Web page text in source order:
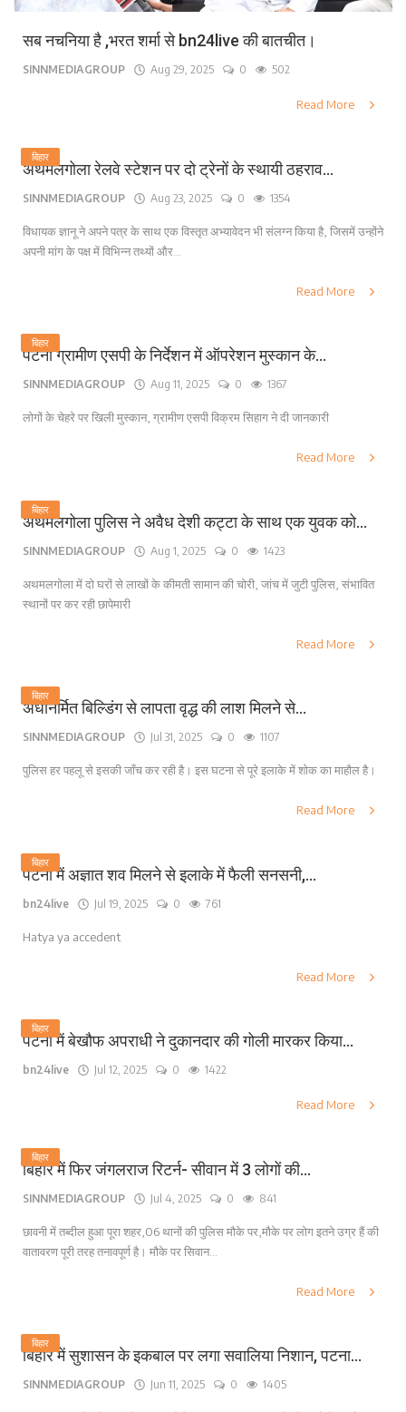
सब नचनिया है ,भरत शर्मा से bn24live की बातचीत।
SINNMEDIAGROUP Aug 29, 2025 0 502
Read More
बिहार
अथमलगोला रेलवे स्टेशन पर दो ट्रेनों के स्थायी ठहराव...
SINNMEDIAGROUP Aug 23, 2025 0 1354
विधायक ज्ञानू ने अपने पत्र के साथ एक विस्तृत अभ्यावेदन भी संलग्न किया है, जिसमें उन्होंने
अपनी मांग के पक्ष में विभिन्न तथ्यों और...
Read More
बिहार
पटना ग्रामीण एसपी के निर्देशन में ऑपरेशन मुस्कान के...
SINNMEDIAGROUP Aug 11, 2025 0 1367
लोगों के चेहरे पर खिली मुस्कान, ग्रामीण एसपी विक्रम सिहाग ने दी जानकारी
Read More
बिहार
अथमलगोला पुलिस ने अवैध देशी कट्टा के साथ एक युवक को...
SINNMEDIAGROUP Aug 1, 2025 0 1423
अथमलगोला में दो घरों से लाखों के कीमती सामान की चोरी, जांच में जुटी पुलिस, संभावित
स्थानों पर कर रही छापेमारी
Read More
बिहार
अर्धनिर्मित बिल्डिंग से लापता वृद्ध की लाश मिलने से...
SINNMEDIAGROUP Jul 31, 2025 0 1107
पुलिस हर पहलू से इसकी जाँच कर रही है। इस घटना से पूरे इलाके में शोक का माहौल है।
Read More
बिहार
पटना में अज्ञात शव मिलने से इलाके में फैली सनसनी,...
bn24live Jul 19, 2025 0 761
Hatya ya accedent
Read More
बिहार
पटना में बेखौफ अपराधी ने दुकानदार की गोली मारकर किया...
bn24live Jul 12, 2025 0 1422
Read More
बिहार
बिहार में फिर जंगलराज रिटर्न- सीवान में 3 लोगों की...
SINNMEDIAGROUP Jul 4, 2025 0 841
छावनी में तब्दील हुआ पूरा शहर,06 थानों की पुलिस मौके पर,मौके पर लोग इतने उग्र हैं की
वातावरण पूरी तरह तनावपूर्ण है। मौके पर सिवान...
Read More
बिहार
बिहार में सुशासन के इकबाल पर लगा सवालिया निशान, पटना...
SINNMEDIAGROUP Jun 11, 2025 0 1405